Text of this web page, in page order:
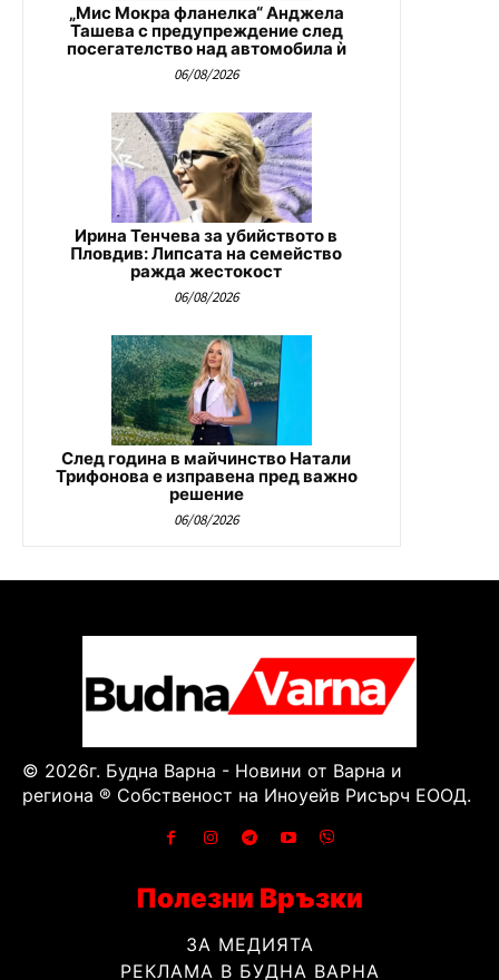
„Мис Мокра фланелка“ Анджела
Ташева с предупреждение след
посегателство над автомобила ѝ
06/08/2026
Ирина Тенчева за убийството в
Пловдив: Липсата на семейство
ражда жестокост
06/08/2026
След година в майчинство Натали
Трифонова е изправена пред важно
решение
06/08/2026
© 2026г. Будна Варна - Новини от Варна и
региона ® Собственост на Иноуейв Рисърч ЕООД.
Полезни Връзки
ЗА МЕДИЯТА
РЕКЛАМА В БУДНА ВАРНА